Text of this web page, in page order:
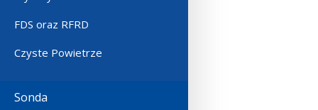
FDS oraz RFRD
Czyste Powietrze
Sonda